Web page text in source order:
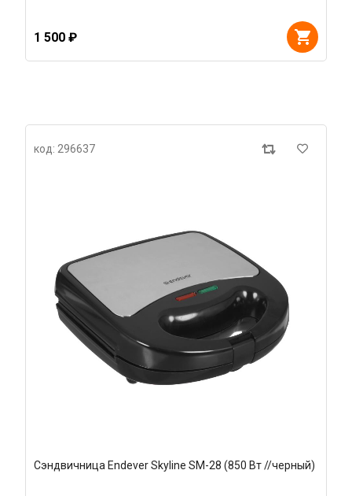
1 500 ₽
код: 296637
Сэндвичница Endever Skyline SM-28 (850 Вт //черный)